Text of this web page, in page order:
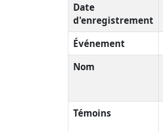
Date
d'enregistrement
Événement
Nom
Témoins